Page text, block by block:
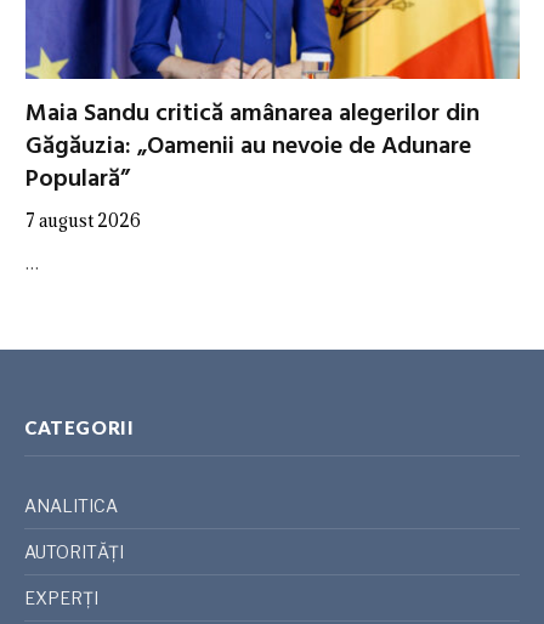
Maia Sandu critică amânarea alegerilor din
Găgăuzia: „Oamenii au nevoie de Adunare
Populară”
7 august 2026
…
CATEGORII
ANALITICA
AUTORITĂȚI
EXPERȚI